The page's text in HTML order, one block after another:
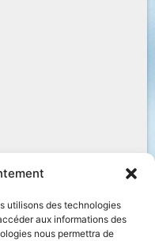
utilisons des technologies
aux informations des
nous permettra de